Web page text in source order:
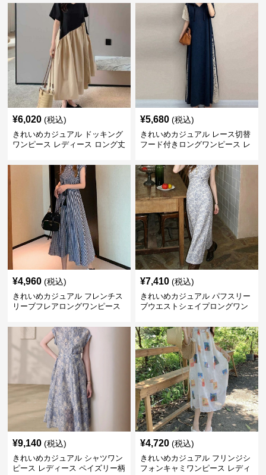
¥6,020 (税込)
きれいめカジュアル ドッキング
ワンピース レディース ロング丈
ー 切り替え Tシャツワンピ 個性
¥5,680 (税込)
きれいめカジュアル レース切替
フード付きロングワンピース レ
大人ナチュラル 夏コーデ
¥4,960 (税込)
きれいめカジュアル フレンチス
リーブフレアロングワンピース
人ナチュラル ゆったり大きいサ
イズ 夏ワンピ
¥7,410 (税込)
きれいめカジュアル パフスリー
ブウエストシェイプロングワン
ブルー花柄 レトロ夏ワンピ
¥9,140 (税込)
きれいめカジュアル シャツワン
ピース レディース ペイズリー柄
¥4,720 (税込)
きれいめカジュアル フリンジシ
フォンキャミワンピース レディ